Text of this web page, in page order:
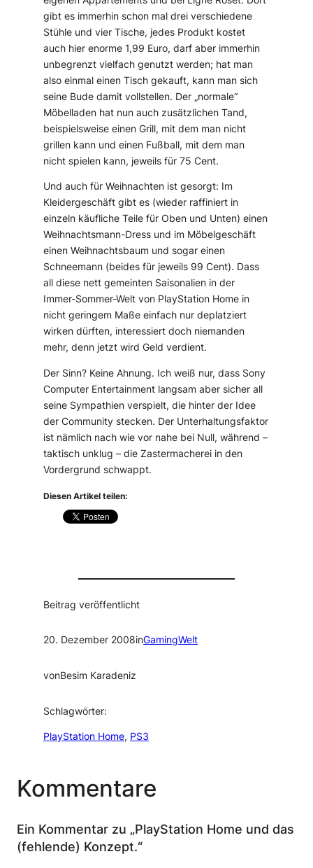
gibt es immerhin schon mal drei verschiedene
Stühle und vier Tische, jedes Produkt kostet
auch hier enorme 1,99 Euro, darf aber immerhin
unbegrenzt vielfach genutzt werden; hat man
also einmal einen Tisch gekauft, kann man sich
seine Bude damit vollstellen. Der „normale“
Möbelladen hat nun auch zusätzlichen Tand,
beispielsweise einen Grill, mit dem man nicht
grillen kann und einen Fußball, mit dem man
nicht spielen kann, jeweils für 75 Cent.
Und auch für Weihnachten ist gesorgt: Im
Kleidergeschäft gibt es (wieder raffiniert in
einzeln käufliche Teile für Oben und Unten) einen
Weihnachtsmann-Dress und im Möbelgeschäft
einen Weihnachtsbaum und sogar einen
Schneemann (beides für jeweils 99 Cent). Dass
all diese nett gemeinten Saisonalien in der
Immer-Sommer-Welt von PlayStation Home in
nicht geringem Maße einfach nur deplatziert
wirken dürften, interessiert doch niemanden
mehr, denn jetzt wird Geld verdient.
Der Sinn? Keine Ahnung. Ich weiß nur, dass Sony
Computer Entertainment langsam aber sicher all
seine Sympathien verspielt, die hinter der Idee
der Community stecken. Der Unterhaltungsfaktor
ist nämlich nach wie vor nahe bei Null, während –
taktisch unklug – die Zastermacherei in den
Vordergrund schwappt.
Diesen Artikel teilen:
Beitrag veröffentlicht
20. Dezember 2008inGamingWelt
vonBesim Karadeniz
Schlagwörter:
PlayStation Home, PS3
Kommentare
Ein Kommentar zu „PlayStation Home und das
(fehlende) Konzept.“